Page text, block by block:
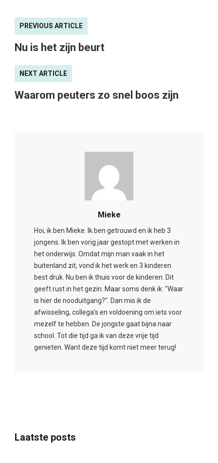
PREVIOUS ARTICLE
Nu is het zijn beurt
NEXT ARTICLE
Waarom peuters zo snel boos zijn
Mieke
Hoi, ik ben Mieke. Ik ben getrouwd en ik heb 3
jongens. Ik ben vorig jaar gestopt met werken in
het onderwijs. Omdat mijn man vaak in het
buitenland zit, vond ik het werk en 3 kinderen
best druk. Nu ben ik thuis voor de kinderen. Dit
geeft rust in het gezin. Maar soms denk ik: "Waar
is hier de nooduitgang?". Dan mis ik de
afwisseling, collega's en voldoening om iets voor
mezelf te hebben. De jongste gaat bijna naar
school. Tot die tijd ga ik van deze vrije tijd
genieten. Want deze tijd komt niet meer terug!
Laatste posts